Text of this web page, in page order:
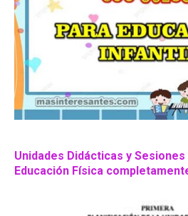
Unidades Didácticas y
Educación Física